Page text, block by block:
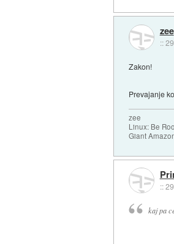
zee
::
Zakon!
Prevajanje
zee
Linux: Be
Giant
::
kaj pa